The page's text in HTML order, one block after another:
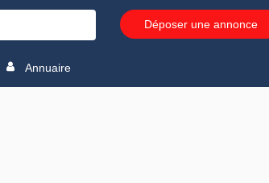
Déposer une annonce
Annuaire